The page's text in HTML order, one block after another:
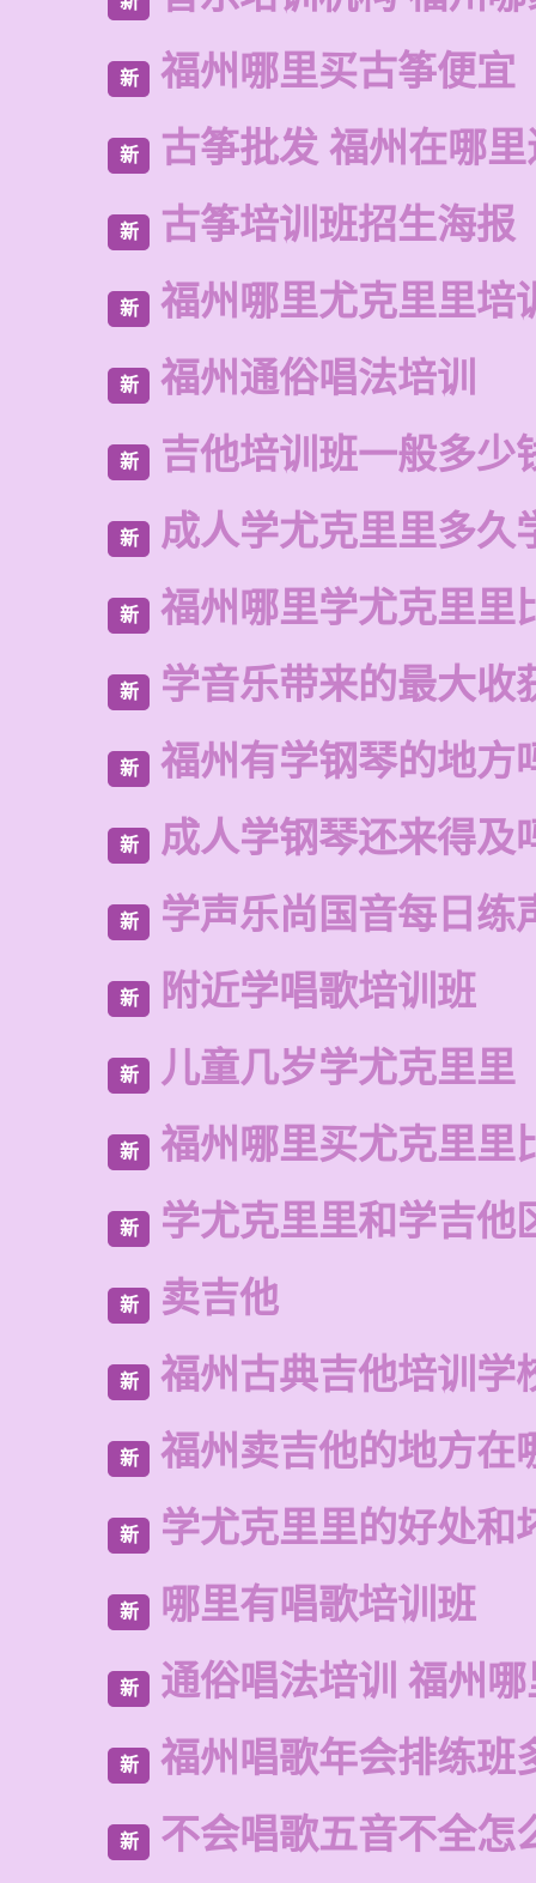
新 福州哪里买古筝便宜
新 古筝批发 福州在哪
新 古筝培训班招生海报
新 福州哪里尤克里里培
新 福州通俗唱法培训
新 吉他培训班一般多少
新 成人学尤克里里多久
新 福州哪里学尤克里里
新 学音乐带来的最大收
新 福州有学钢琴的地方
新 成人学钢琴还来得及
新 学声乐尚国音每日练
新 附近学唱歌培训班
新 儿童几岁学尤克里里
新 福州哪里买尤克里里
新 学尤克里里和学吉他
新 卖吉他
新 福州古典吉他培训学
新 福州卖吉他的地方在
新 学尤克里里的好处和
新 哪里有唱歌培训班
新 通俗唱法培训 福州
新 福州唱歌年会排练班
新 不会唱歌五音不全怎